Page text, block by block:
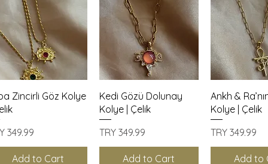
Quick View
Zincirli Göz Kolye
349.99
Add to Cart
Quick View
Kedi Gözü Dolunay
Kolye | Çelik
Price
TRY 349.99
Add to Cart
Quick
Ankh &
Kolye | Çelik
Price
TRY 349.99
Add to